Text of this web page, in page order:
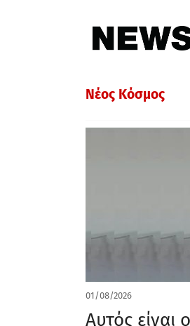
Νέος Κόσμος
01/08/2026
Αυτός είναι